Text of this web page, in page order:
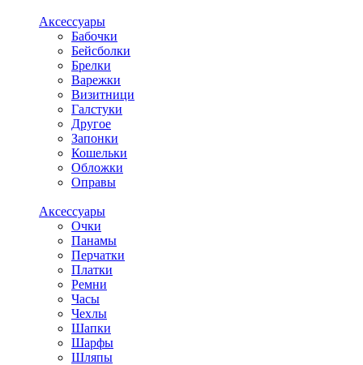
Аксессуары
Бабочки
Бейсболки
Брелки
Варежки
Визитници
Галстуки
Другое
Запонки
Кошельки
Обложки
Оправы
Аксессуары
Очки
Панамы
Перчатки
Платки
Ремни
Часы
Чехлы
Шапки
Шарфы
Шляпы